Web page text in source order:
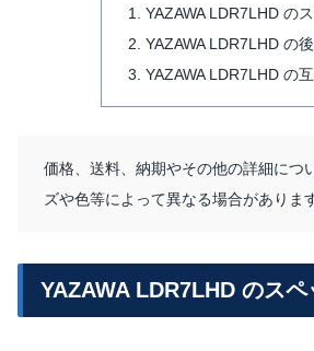
YAZAWA LDR7LHD の
YAZAWA LDR7LHD の
YAZAWA LDR7LHD の
価格、送料、納期やその他の詳細につ
ズや色等によって異なる場合がありま
YAZAWA LDR7LHD のスペ